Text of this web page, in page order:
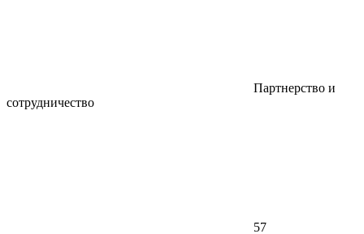
Партнерство и
сотрудничество
57